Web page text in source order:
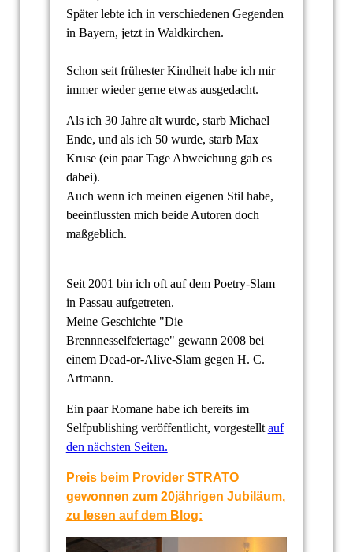
Später lebte ich in verschiedenen Gegenden
in Bayern, jetzt in Waldkirchen.
Schon seit frühester Kindheit habe ich mir
immer wieder gerne etwas ausgedacht.
Als ich 30 Jahre alt wurde, starb Michael
Ende, und als ich 50 wurde, starb Max
Kruse (ein paar Tage Abweichung gab es
dabei).
Auch wenn ich meinen eigenen Stil habe,
beeinflussten mich beide Autoren doch
maßgeblich.
Seit 2001 bin ich oft auf dem Poetry-Slam
in Passau aufgetreten.
Meine Geschichte "Die
Brennnesselfeiertage" gewann 2008 bei
einem Dead-or-Alive-Slam gegen H. C.
Artmann.
Ein paar Romane habe ich bereits im
Selfpublishing veröffentlicht, vorgestellt auf
den nächsten Seiten.
Preis beim Provider STRATO
gewonnen zum 20jährigen Jubiläum,
zu lesen auf dem Blog: